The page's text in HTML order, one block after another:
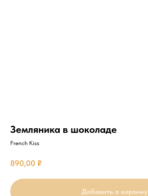
Земляника в шоколаде
French Kiss
890,00 ₽
Добавить в корзину